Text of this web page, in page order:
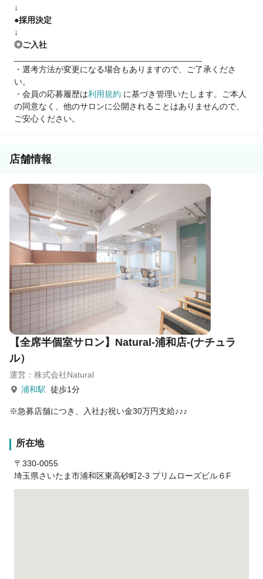
↓
●採用決定
↓
◎ご入社
・選考方法が変更になる場合もありますので、ご了承くださ
い。
・会員の応募履歴は利用規約 に基づき管理いたします。ご本人
の同意なく、他のサロンに公開されることはありませんので、
ご安心ください。
店舗情報
【全席半個室サロン】Natural-浦和店-(ナチュラ
ル）
運営：株式会社Natural
浦和駅 徒歩1分
※急募店舗につき、入社お祝い金30万円支給♪♪♪
所在地
〒330-0055
埼玉県さいたま市浦和区東高砂町2-3 プリムローズビル６F